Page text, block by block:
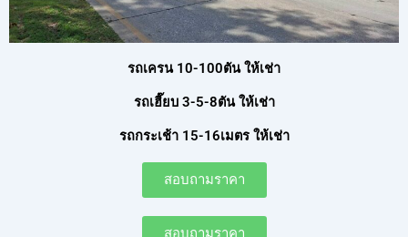
รถเครน 10-100ตัน ให้เช่า
รถเฮี๊ยบ 3-5-8ตัน ให้เช่า
รถกระเช้า 15-16เมตร ให้เช่า
สอบถามราคา
สอบถามราคา